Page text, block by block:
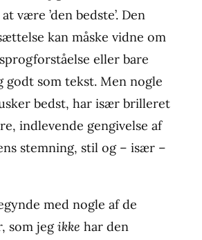
være ’den bedste’. Den
kan måske vidne om
eller bare
godt som tekst. Men nogle
bedst, har især brilleret
indlevende gengivelse af
stemning, stil og – især –
med nogle af de
som jegikke har den